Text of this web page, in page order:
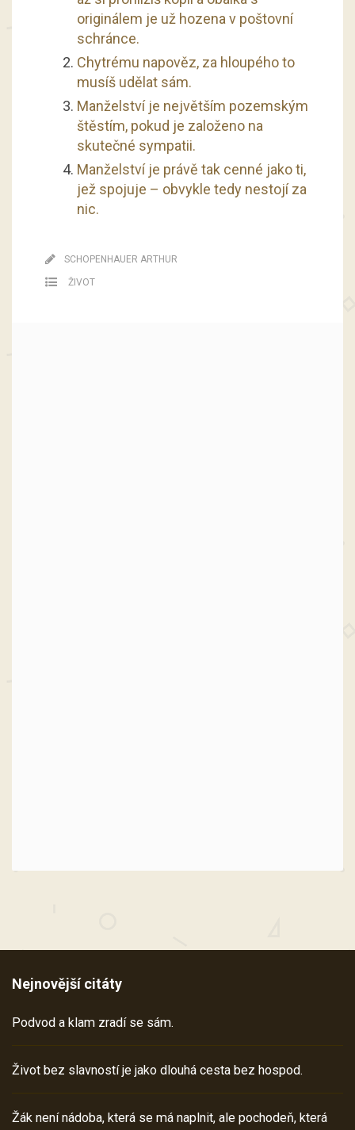
originálem je už hozena v poštovní
schránce.
Chytrému napověz, za hloupého to
musíš udělat sám.
Manželství je největším pozemským
štěstím, pokud je založeno na
skutečné sympatii.
Manželství je právě tak cenné jako ti,
jež spojuje – obvykle tedy nestojí za
nic.
SCHOPENHAUER ARTHUR
ŽIVOT
Nejnovější citáty
Podvod a klam zradí se sám.
Život bez slavností je jako dlouhá cesta bez hospod.
Žák není nádoba, která se má naplnit, ale pochodeň, která